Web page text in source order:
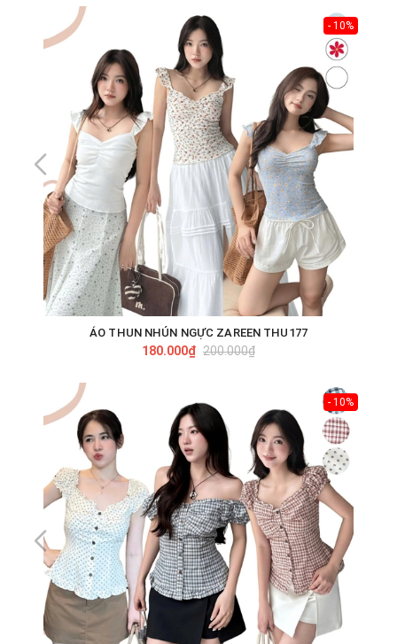
- 10%
ÁO THUN NHÚN NGỰC ZAREEN THU177
180.000₫ 200.000₫
- 10%